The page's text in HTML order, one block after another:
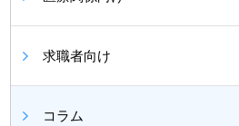
求職者向け
コラム